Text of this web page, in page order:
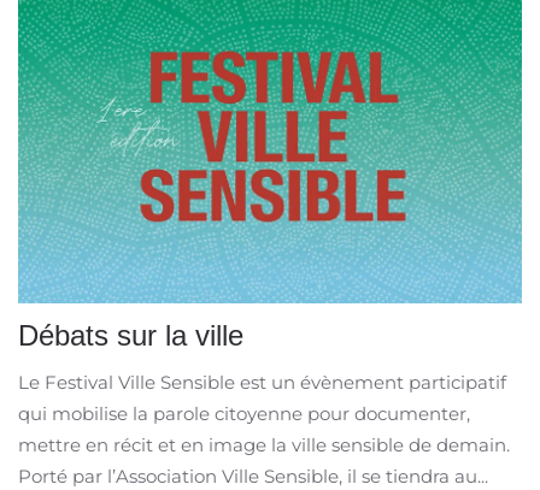
Débats sur la ville
Le Festival Ville Sensible est un évènement participatif
qui mobilise la parole citoyenne pour documenter,
mettre en récit et en image la ville sensible de demain.
Porté par l’Association Ville Sensible, il se tiendra au...